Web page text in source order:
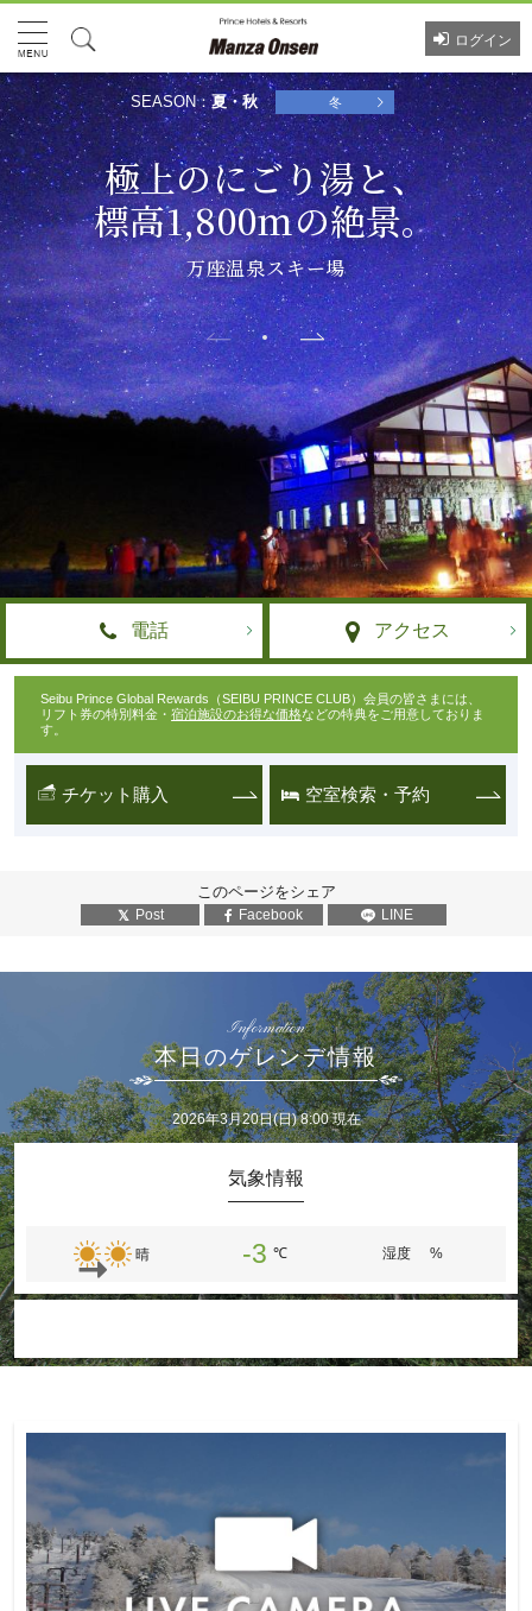
ログイン
SEASON：夏・秋 冬
極上のにごり湯と、
標高1,800ｍの絶景。
万座温泉スキー場
電話 アクセス
Seibu Prince Global Rewards（SEIBU PRINCE CLUB）会員の皆さまには、
リフト券の特別料金・宿泊施設のお得な価格などの特典をご用意しておりま
す。
チケット購入 空室検索・予約
このページをシェア
Post Facebook LINE
Information
本日のゲレンデ情報
2026年3月20日(日) 8:00 現在
気象情報
晴 -3 ℃ 湿度 %